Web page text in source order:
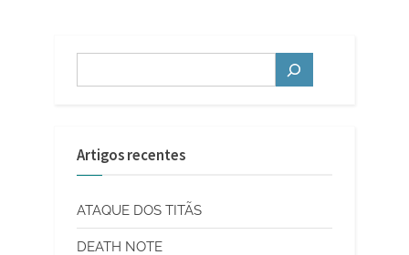
Artigos recentes
ATAQUE DOS TITÃS
DEATH NOTE